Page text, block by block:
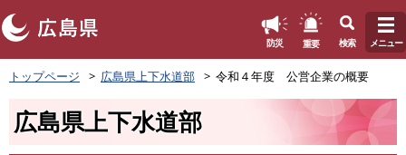
ペ
ー
防災 重要 検索 メニュー
トップページ 広島県上下水道部 令和４年度 公営企業の概要
広島県上下水道部